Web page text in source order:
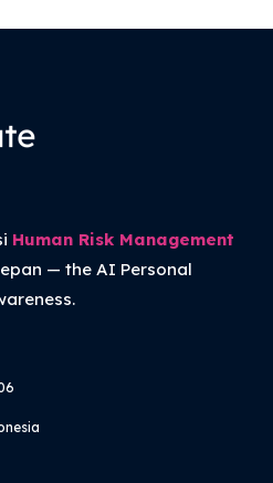
Human Risk Management
— theAI Personal